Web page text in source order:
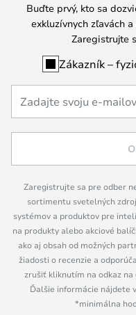
Buďte prvý, kto sa
exkluzívnych zľavách
Zaregistrujte
Zákazník –
Zaregistrujte sa pre odber
sortimentu svetelných
systémov a produktov pre
na produkty alebo akciové
ako aj obsah od možných
žiadosti o recenzie a
zrušiť kliknutím na odkaz
Ďalšie informácie nájdete
*minimálna